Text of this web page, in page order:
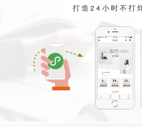
打造24小时不打